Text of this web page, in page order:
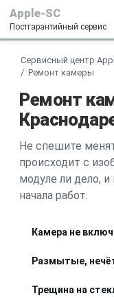
Apple-SC
Постгарантийный сервис
Сервисный центр
Ремонт камеры
Ремонт
Не спешите
происходит с
модуле ли дело,
начала работ.
Камера не
Размытые,
Трещина на